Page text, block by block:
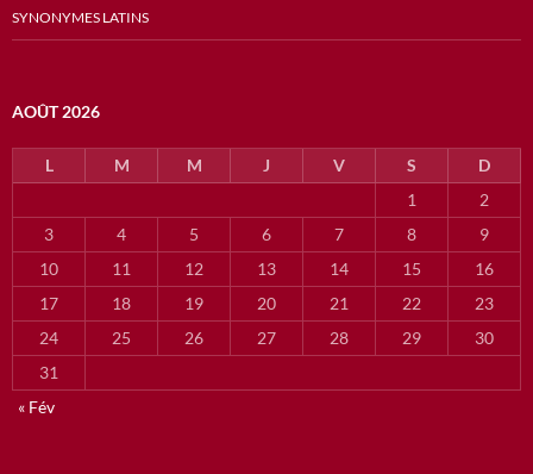
SYNONYMES LATINS
AOÛT 2026
L M M J V S
D
1
2
3
4 5 6 7 8
9
10
11 12 13 14 15
16
17
18 19 20 21 22
23
24
25 26 27 28 29
30
31
« Fév